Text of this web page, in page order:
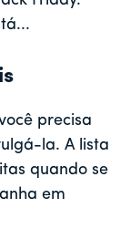
precisa
la. A lista
quando se
em